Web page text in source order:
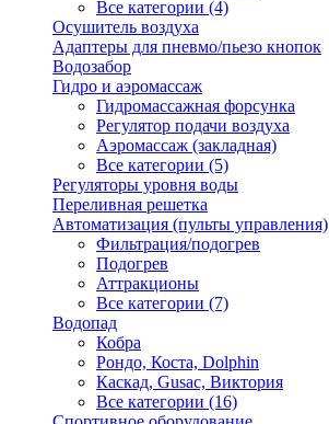
Все категории (4)
Осушитель воздуха
Адаптеры для пневмо/пьезо кнопок
Водозабор
Гидро и аэромассаж
Гидромассажная форсунка
Регулятор подачи воздуха
Аэромассаж (закладная)
Все категории (5)
Регуляторы уровня воды
Переливная решетка
Автоматизация (пульты управления)
Фильтрация/подогрев
Подогрев
Аттракционы
Все категории (7)
Водопад
Кобра
Рондо, Коста, Dolphin
Каскад, Gusac, Виктория
Все категории (16)